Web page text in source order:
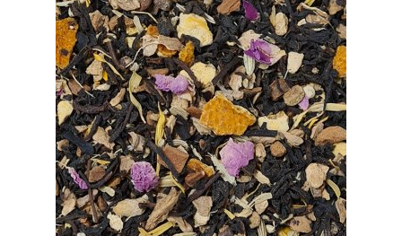
Doudous à broder
Sacs et cartables à broder
Epicerie fine
Aide culinaire
Coffrets aide culinaire
Mélanges pour salade